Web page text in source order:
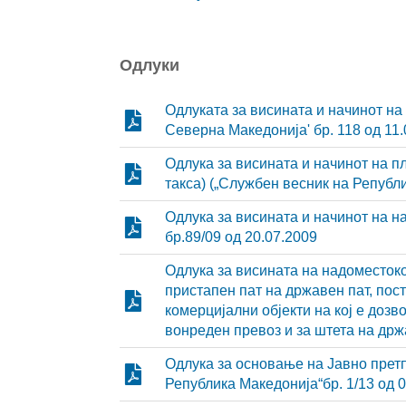
Одлуки
Одлуката за висината и начинот
Северна Македонија' бр. 118 од
Одлука за висината и начинот на
такса) („Службен весник на
Одлука за висината и начинот на
бр.89/09 од 20.07.2009
Одлука за висината на
пристапен пат на државен пат,
комерцијални објекти на кој е
вонреден превоз и за штета на
Одлука за основање на Јавно
Република Македонија“бр. 1/13 од